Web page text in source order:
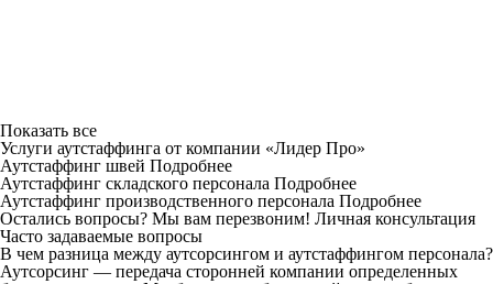
Показать все
Услуги аутcтаффинга от компании «Лидер Про»
Аутстаффинг швей Подробнее
Аутстаффинг складского персонала Подробнее
Аутстаффинг производственного персонала Подробнее
Остались вопросы? Мы вам перезвоним! Личная консультация
Часто задаваемые вопросы
В чем разница между аутсорсингом и аутстаффингом персонала?
Аутсорсинг — передача сторонней компании определенных